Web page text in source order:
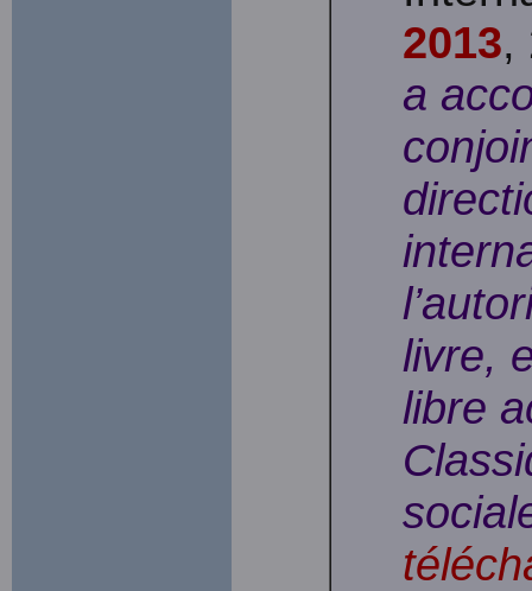
2013,
a
livre,
libre